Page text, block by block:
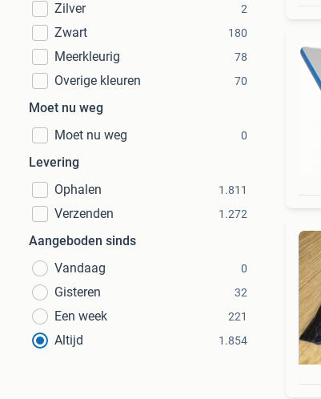
Zilver 2
Zwart 180
Meerkleurig 78
Overige kleuren 70
Moet nu weg
Moet nu weg
0
Levering
Ophalen
1.811
Verzenden 1.272
Aangeboden sinds
Vandaag
0
Gisteren 32
Een week 221
Altijd 1.854